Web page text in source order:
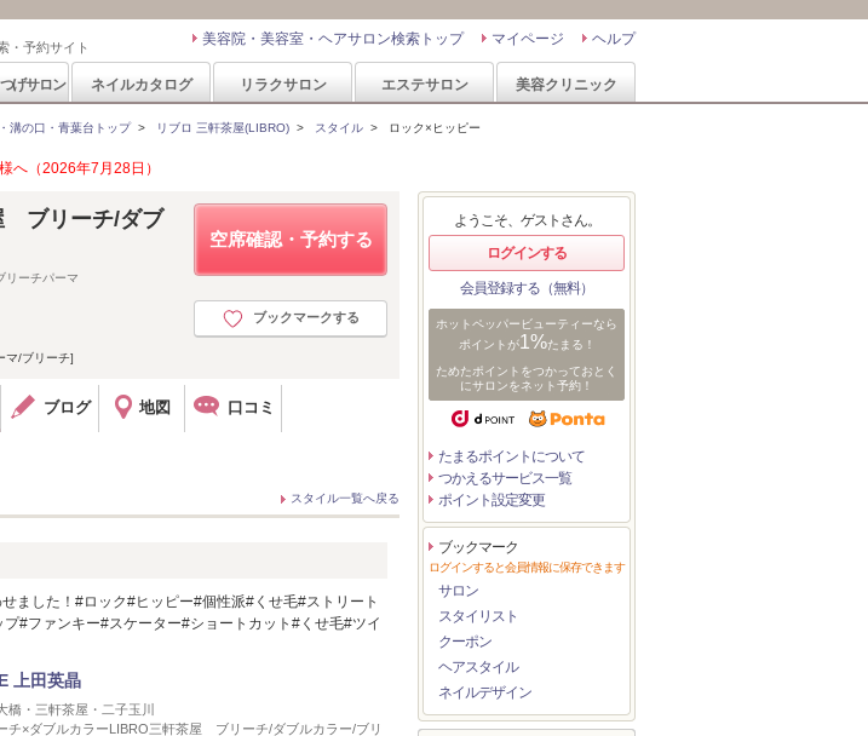
・予約サイト ヘルプ
マイページ
美容院・美容室・ヘアサロン検索トップ
げサロン ネイルカタログ リラクサロン エステサロン 美容クリニック
溝の口・青葉台トップ> リブロ 三軒茶屋(LIBRO) > スタイル > ロック×ヒッピー
へ（2026年7月28日）
空席確認・予約する
ブックマークする
ブリーチ/ダブ
リーチパーマ
マ/ブリーチ]
ブログ 地図 口コミ
スタイル一覧へ戻る
ました！#ロック#ヒッピー#個性派#くせ毛#ストリート
#ファンキー#スケーター#ショートカット#くせ毛#ツイ
上田英晶
橋・三軒茶屋・二子玉川
チ×ダブルカラーLIBRO三軒茶屋 ブリーチ/ダブルカラー/ブリ
ようこそ、ゲストさん。
ログインする
会員登録する（無料）
ホットペッパービューティーなら
ポイントが1%たまる！
ためたポイントをつかっておとく
にサロンをネット予約！
たまるポイントについて
つかえるサービス一覧
ポイント設定変更
ブックマーク
ログインすると会員情報に保存できます
サロン
スタイリスト
クーポン
ヘアスタイル
ネイルデザイン